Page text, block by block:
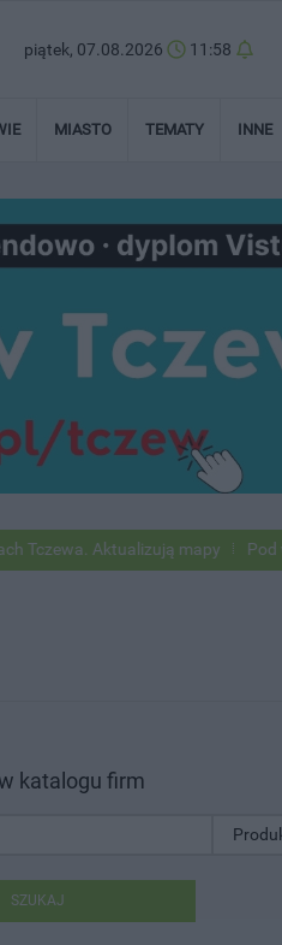
piątek, 07.08.2026 11:58
MIASTO TEMATY INNE
Aktualizują mapy Pod
katalogu firm
SZUKAJ